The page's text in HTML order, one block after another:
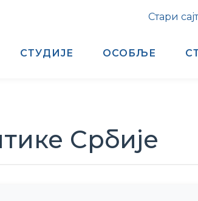
Стари сајт
СТУДИЈЕ ОСОБЉЕ
Србије